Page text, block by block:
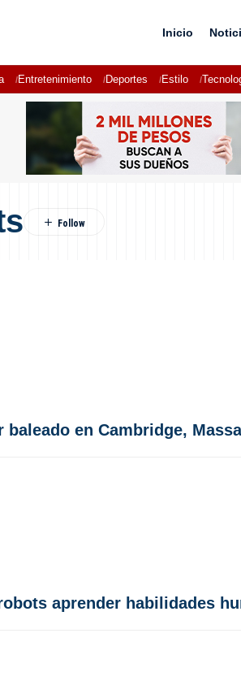
Inicio
Entretenimiento Deportes Estilo
baleado en Cambridge,
aprender habilidades